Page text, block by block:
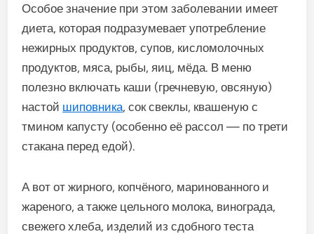
Особое значение при этом заболевании имеет
диета, которая подразумевает употребление
нежирных продуктов, супов, кисломолочных
продуктов, мяса, рыбы, яиц, мёда. В меню
полезно включать каши (гречневую, овсяную)
настой шиповника, сок свеклы, квашеную с
тмином капусту (особенно её рассол — по трети
стакана перед едой).
А вот от жирного, копчёного, маринованного и
жареного, а также цельного молока, винограда,
свежего хлеба, изделий из сдобного теста